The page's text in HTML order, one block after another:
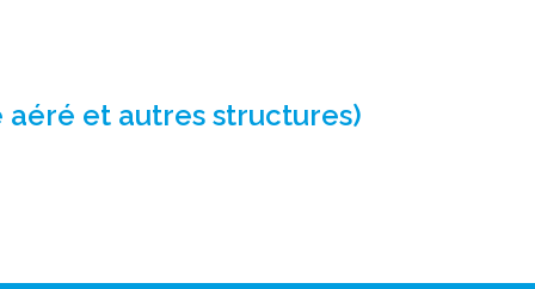
et autres structures)